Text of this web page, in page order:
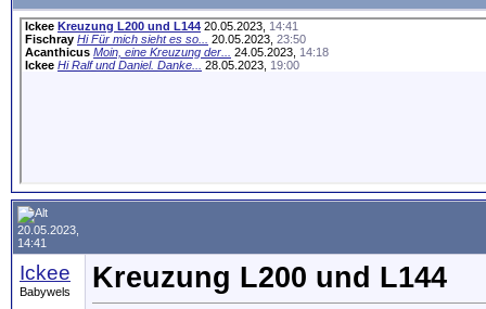
Ickee Kreuzung L200 und L144 20.05.2023, 14:41
Fischray Hi Für mich sieht es so... 20.05.2023, 23:50
Acanthicus Moin, eine Kreuzung der... 24.05.2023, 14:18
Ickee Hi Ralf und Daniel. Danke... 28.05.2023, 19:00
20.05.2023,
14:41
Ickee
Babywels
Kreuzung L200 und L144